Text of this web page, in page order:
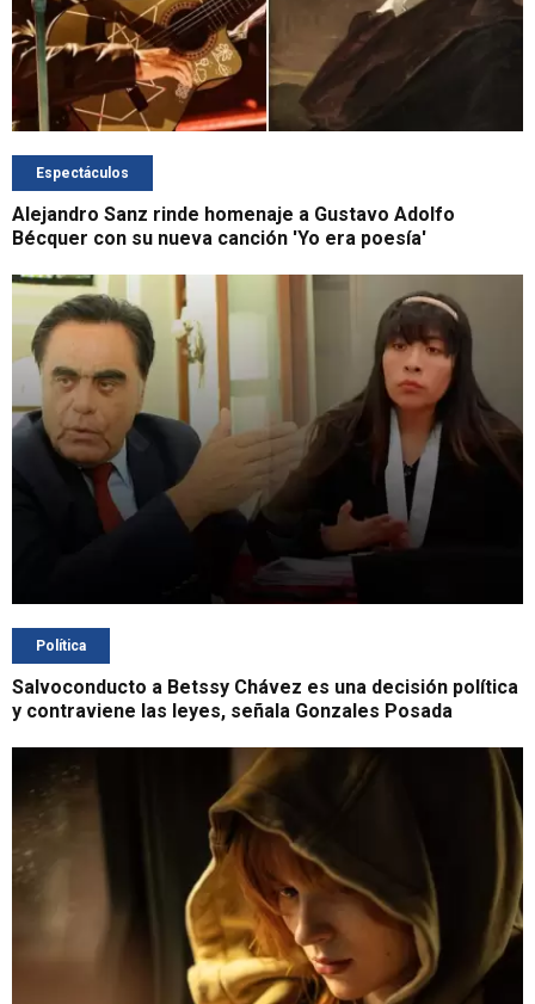
Espectáculos
Alejandro Sanz rinde homenaje a Gustavo Adolfo
Bécquer con su nueva canción 'Yo era poesía'
Política
Salvoconducto a Betssy Chávez es una decisión política
y contraviene las leyes, señala Gonzales Posada